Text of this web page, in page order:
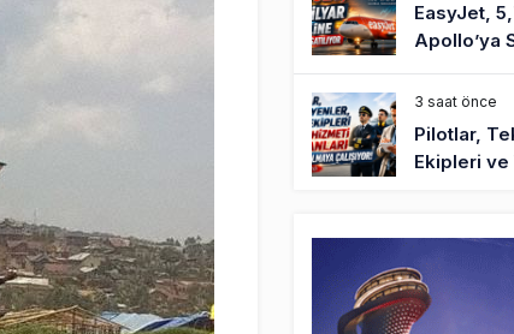
EasyJet,
Apollo’ya
3 saat önce
Pilotlar,
Ekipleri ve
iki FAM Trip